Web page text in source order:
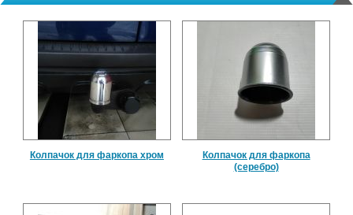
Колпачок для фаркопа хром
Колпачок для фаркопа
(серебро)